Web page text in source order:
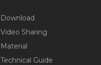
Download
Video Sharing
Material
Technical Guide